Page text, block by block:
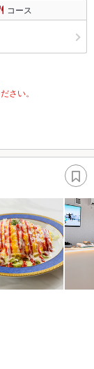
コース
さい。